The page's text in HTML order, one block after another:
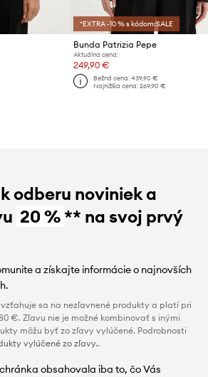
*EXTRA -10 % s kódom:SALE
Bunda Patrizia Pepe
Aktuálna cena:
249,90 €
Bežná cena: 439,90 €
Najnižšia cena: 269,90 €
odberu noviniek a
20 %** na svoj prvý
a získajte informácie o najnovších
sa na nezľavnené produkty a platí pri
€. Zľavu nie je možné kombinovať s inými
môžu byť zo zľavy vylúčené. Podrobnosti
vylúčené zo zľavy..
obsahovala iba to, čo Vás